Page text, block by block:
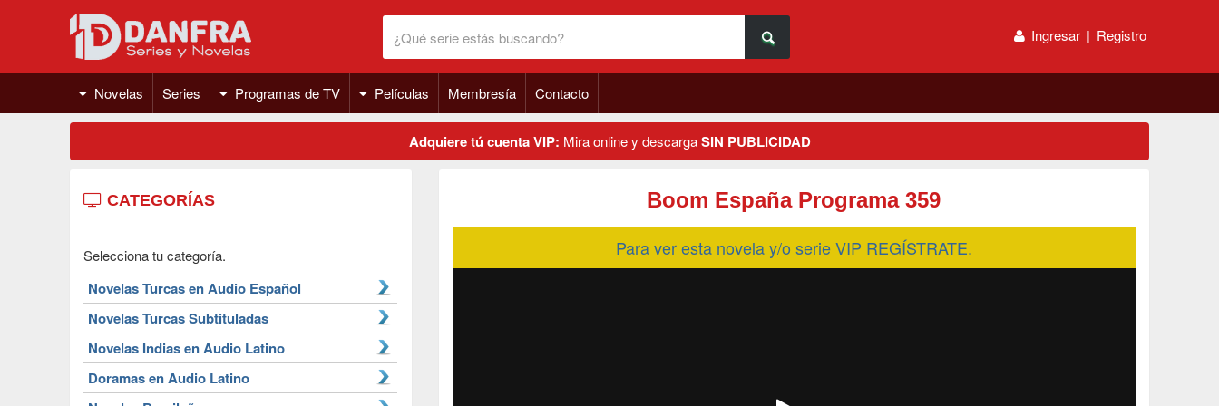
Ingresar | Registro
Novelas Series Programas de TV Películas Membresía Contacto
Adquiere tú cuenta VIP: Mira online y descargaSIN PUBLICIDAD
CATEGORÍAS
Selecciona tu categoría.
Novelas Turcas en Audio Español
Novelas Turcas Subtituladas
Novelas Indias en Audio Latino
Doramas en Audio Latino
Boom España Programa 359
Para ver esta novela y/o serie VIP REGÍSTRATE.